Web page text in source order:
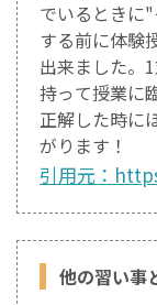
でいるときに
する前に体験
出来ました。
持って授業に
正解した時に
がります！
引用元：
他の習い事